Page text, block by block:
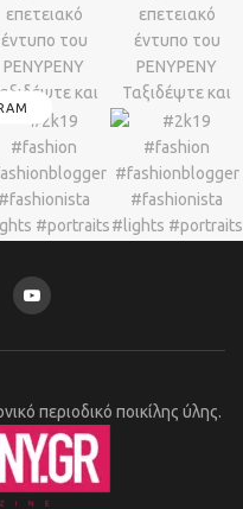
περιοδικό ποικίλης ύλης.